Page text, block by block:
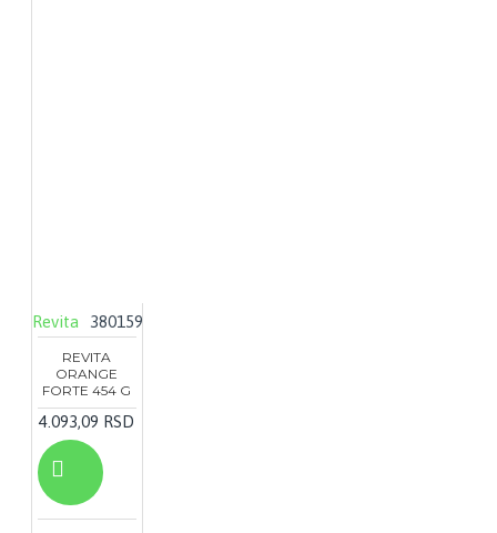
Revita 380159
REVITA
ORANGE
FORTE 454 G
4.093,09 RSD